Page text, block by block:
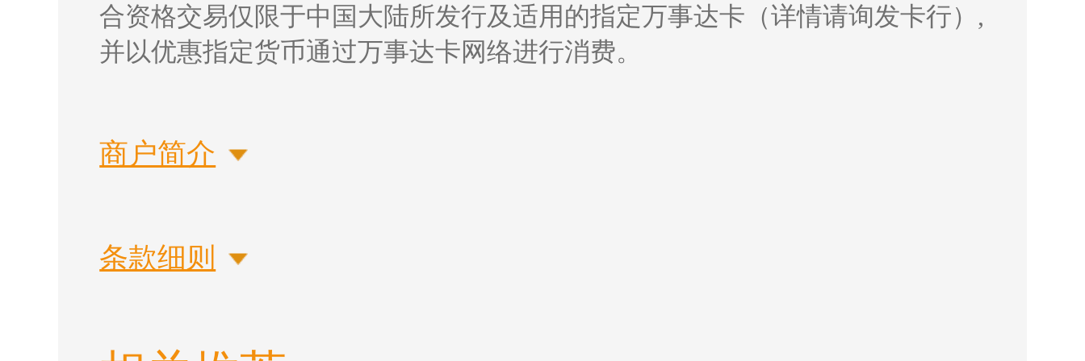
合资格交易仅限于中国大陆所发行及适用的指定万事达卡（详情请询发卡行）,
并以优惠指定货币通过万事达卡网络进行消费。
商户简介
条款细则